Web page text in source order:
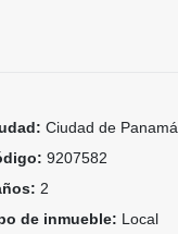
Ciudad de Panamá
9207582
2
de inmueble: Local